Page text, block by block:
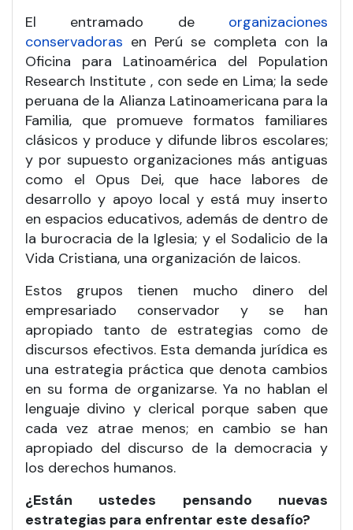
El entramado de organizaciones
conservadoras en Perú se completa con la
Oficina para Latinoamérica del Population
Research Institute , con sede en Lima; la sede
peruana de la Alianza Latinoamericana para la
Familia, que promueve formatos familiares
clásicos y produce y difunde libros escolares;
y por supuesto organizaciones más antiguas
como el Opus Dei, que hace labores de
desarrollo y apoyo local y está muy inserto
en espacios educativos, además de dentro de
la burocracia de la Iglesia; y el Sodalicio de la
Vida Cristiana, una organización de laicos.
Estos grupos tienen mucho dinero del
empresariado conservador y se han
apropiado tanto de estrategias como de
discursos efectivos. Esta demanda jurídica es
una estrategia práctica que denota cambios
en su forma de organizarse. Ya no hablan el
lenguaje divino y clerical porque saben que
cada vez atrae menos; en cambio se han
apropiado del discurso de la democracia y
los derechos humanos.
¿Están ustedes pensando nuevas
estrategias para enfrentar este desafío?